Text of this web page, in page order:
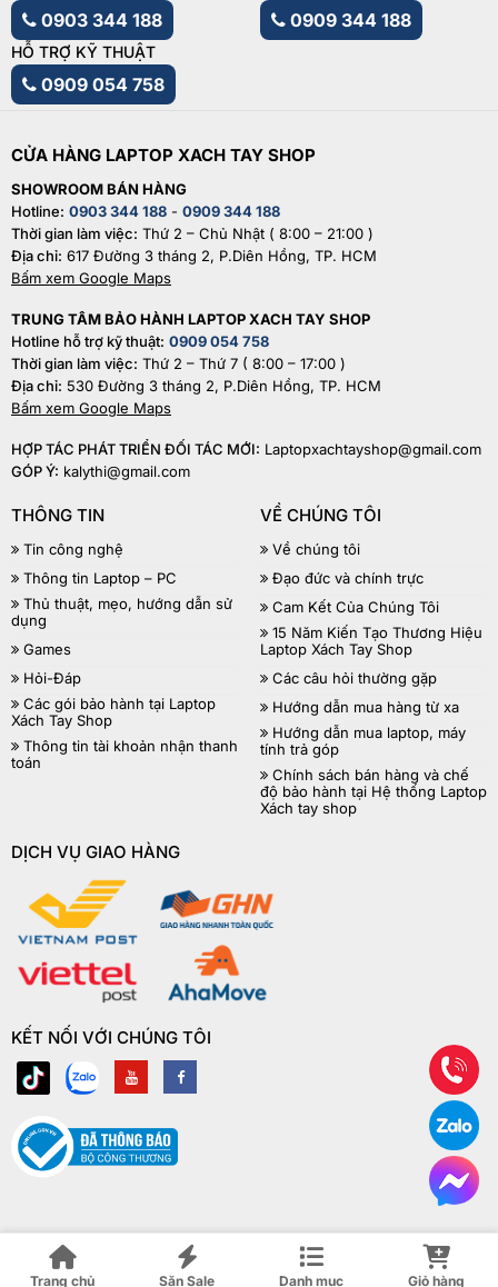
0903 344 188 0909 344 188
HỖ TRỢ KỸ THUẬT
0909 054 758
CỬA HÀNG LAPTOP XACH TAY SHOP
SHOWROOM BÁN HÀNG
Hotline: 0903 344 188 - 0909 344 188
Thời gian làm việc: Thứ 2 – Chủ Nhật ( 8:00 – 21:00 )
Địa chỉ: 617 Đường 3 tháng 2, P.Diên Hồng, TP. HCM
Bấm xem Google Maps
TRUNG TÂM BẢO HÀNH LAPTOP XACH TAY SHOP
Hotline hỗ trợ kỹ thuật: 0909 054 758
Thời gian làm việc: Thứ 2 – Thứ 7 ( 8:00 – 17:00 )
Địa chỉ: 530 Đường 3 tháng 2, P.Diên Hồng, TP. HCM
Bấm xem Google Maps
HỢP TÁC PHÁT TRIỂN ĐỐI TÁC MỚI: Laptopxachtayshop@gmail.com
GÓP Ý: kalythi@gmail.com
THÔNG TIN
Tin công nghệ
Thông tin Laptop – PC
Thủ thuật, mẹo, hướng dẫn sử
dụng
Games
Hỏi-Đáp
Các gói bảo hành tại Laptop
Xách Tay Shop
Thông tin tài khoản nhận thanh
toán
VỀ CHÚNG TÔI
Về chúng tôi
Đạo đức và chính trực
Cam Kết Của Chúng Tôi
15 Năm Kiến Tạo Thương Hiệu
Laptop Xách Tay Shop
Các câu hỏi thường gặp
Hướng dẫn mua hàng từ xa
Hướng dẫn mua laptop, máy
tính trả góp
Chính sách bán hàng và chế
độ bảo hành tại Hệ thống Laptop
Xách tay shop
DỊCH VỤ GIAO HÀNG
KẾT NỐI VỚI CHÚNG TÔI
© Copyright Laptop Xách Tay Shop 2018 | ® Bản quyền website này
thuộc về Laptop Xách Tay Shop
Trang chủ Săn Sale Danh mục Giỏ hàng